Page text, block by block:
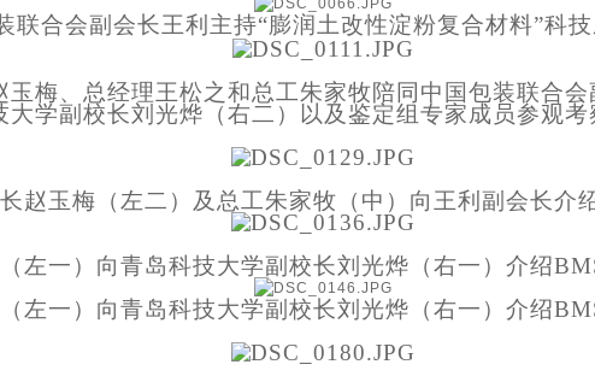
联合会副会长王利主持“膨润土改性淀粉复合材料”科技
梅、总经理王松之和总工朱家牧陪同中国包装联合会
大学副校长刘光烨（右二）以及鉴定组专家成员参观考
赵玉梅（左二）及总工朱家牧（中）向王利副会长介
左一）向青岛科技大学副校长刘光烨（右一）介绍
左一）向青岛科技大学副校长刘光烨（右一）介绍